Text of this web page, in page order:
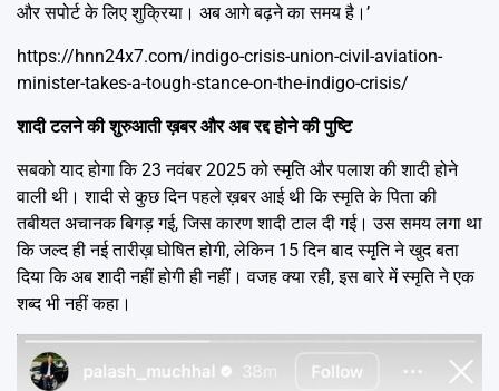
और सपोर्ट के लिए शुक्रिया। अब आगे बढ़ने का समय है।’
https://hnn24x7.com/indigo-crisis-union-civil-aviation-
minister-takes-a-tough-stance-on-the-indigo-crisis/
शादी टलने की शुरुआती ख़बर और अब रद्द होने की पुष्टि
सबको याद होगा कि 23 नवंबर 2025 को स्मृति और पलाश की शादी होने
वाली थी। शादी से कुछ दिन पहले ख़बर आई थी कि स्मृति के पिता की
तबीयत अचानक बिगड़ गई, जिस कारण शादी टाल दी गई। उस समय लगा था
कि जल्द ही नई तारीख़ घोषित होगी, लेकिन 15 दिन बाद स्मृति ने खुद बता
दिया कि अब शादी नहीं होगी ही नहीं। वजह क्या रही, इस बारे में स्मृति ने एक
शब्द भी नहीं कहा।